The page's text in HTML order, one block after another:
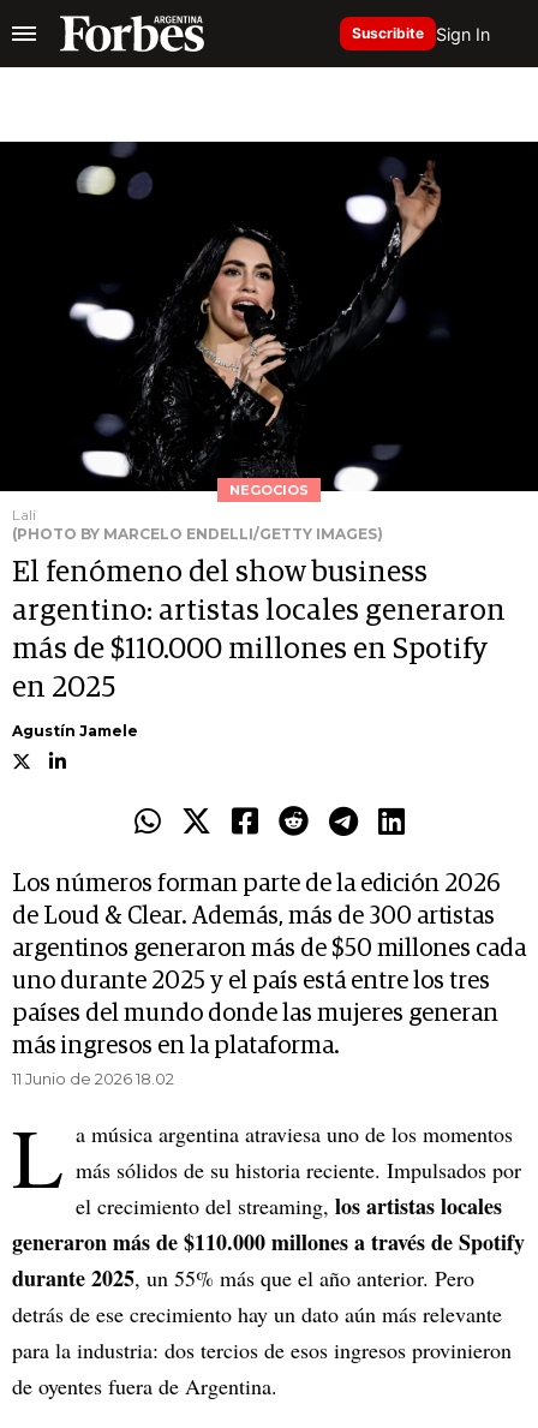
Suscribite Sign In
NEGOCIOS
Lali
(PHOTO BY MARCELO ENDELLI/GETTY IMAGES)
El fenómeno del show business
argentino: artistas locales generaron
más de $110.000 millones en Spotify
en 2025
Agustín Jamele
Los números forman parte de la edición 2026
de Loud & Clear. Además, más de 300 artistas
argentinos generaron más de $50 millones cada
uno durante 2025 y el país está entre los tres
países del mundo donde las mujeres generan
más ingresos en la plataforma.
11 Junio de 2026 18.02
L a música argentina atraviesa uno de los momentos
más sólidos de su historia reciente. Impulsados por
el crecimiento del streaming, los artistas locales
generaron más de $110.000 millones a través de Spotify
durante 2025, un 55% más que el año anterior. Pero
detrás de ese crecimiento hay un dato aún más relevante
para la industria: dos tercios de esos ingresos provinieron
de oyentes fuera de Argentina.